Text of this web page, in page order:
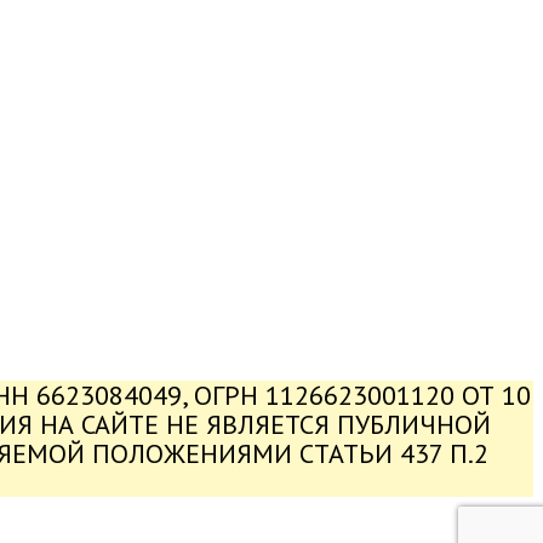
ОГРН 1126623001120 ОТ 10
НА САЙТЕ НЕ ЯВЛЯЕТСЯ ПУБЛИЧНОЙ
ПОЛОЖЕНИЯМИ СТАТЬИ 437 П.2